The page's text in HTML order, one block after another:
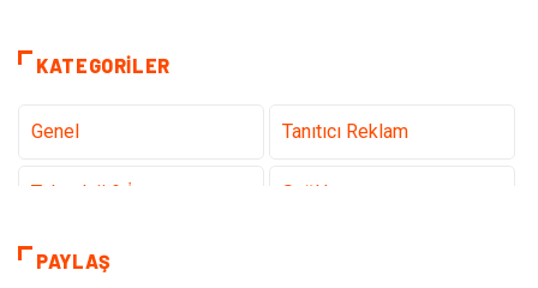
KATEGORILER
Genel Tanıtıcı Reklam
Teknoloji & İnternet Sağlık
Hizmet
PAYLAŞ